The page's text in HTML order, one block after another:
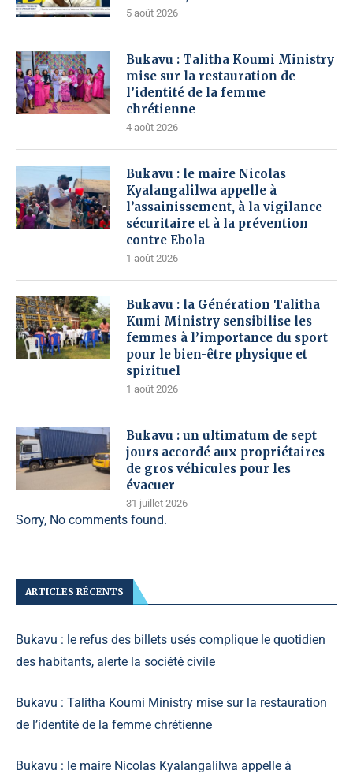
5 août 2026
Bukavu : Talitha Koumi Ministry
mise sur la restauration de
l’identité de la femme
chrétienne
4 août 2026
Bukavu : le maire Nicolas
Kyalangalilwa appelle à
l’assainissement, à la vigilance
sécuritaire et à la prévention
contre Ebola
1 août 2026
Bukavu : la Génération Talitha
Kumi Ministry sensibilise les
femmes à l’importance du sport
pour le bien-être physique et
spirituel
1 août 2026
Bukavu : un ultimatum de sept
jours accordé aux propriétaires
de gros véhicules pour les
évacuer
31 juillet 2026
Sorry, No comments found.
ARTICLES RÉCENTS
Bukavu : le refus des billets usés complique le quotidien
des habitants, alerte la société civile
Bukavu : Talitha Koumi Ministry mise sur la restauration
de l’identité de la femme chrétienne
Bukavu : le maire Nicolas Kyalangalilwa appelle à